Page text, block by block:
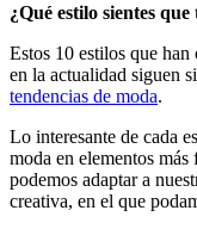
¿Qué estilo sientes
Estos 10 estilos que
en la actualidad siguen
tendencias de moda.
Lo interesante de cada
moda en elementos
podemos adaptar a
creativa, en el que